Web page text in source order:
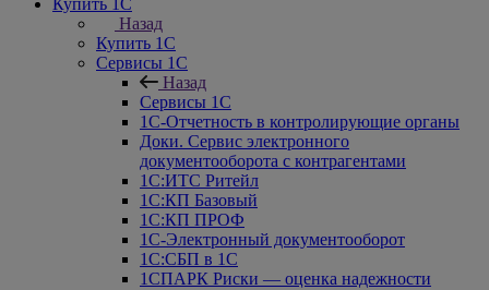
Купить 1С
Назад
Купить 1С
Сервисы 1С
Назад
Сервисы 1С
1С-Отчетность в контролирующие органы
Доки. Сервис электронного
документооборота с контрагентами
1С:ИТС Ритейл
1С:КП Базовый
1С:КП ПРОФ
1С-Электронный документооборот
1С:СБП в 1С
1СПАРК Риски — оценка надежности